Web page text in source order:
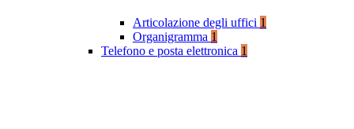
Articolazione degli uffici 1
Organigramma 1
Telefono e posta elettronica 1